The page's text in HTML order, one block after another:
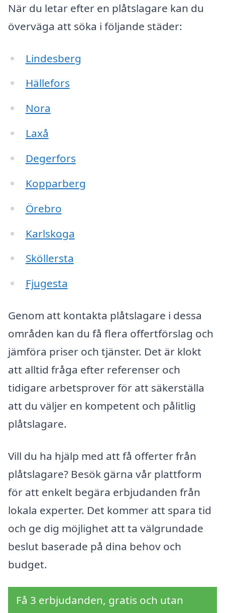
När du letar efter en plåtslagare kan du
överväga att söka i följande städer:
Lindesberg
Hällefors
Nora
Laxå
Degerfors
Kopparberg
Örebro
Karlskoga
Sköllersta
Fjugesta
Genom att kontakta plåtslagare i dessa
områden kan du få flera offertförslag och
jämföra priser och tjänster. Det är klokt
att alltid fråga efter referenser och
tidigare arbetsprover för att säkerställa
att du väljer en kompetent och pålitlig
plåtslagare.
Vill du ha hjälp med att få offerter från
plåtslagare? Besök gärna vår plattform
för att enkelt begära erbjudanden från
lokala experter. Det kommer att spara tid
och ge dig möjlighet att ta välgrundade
beslut baserade på dina behov och
budget.
Få 3 erbjudanden, gratis och utan